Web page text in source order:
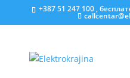
+387 51 247 100 ,